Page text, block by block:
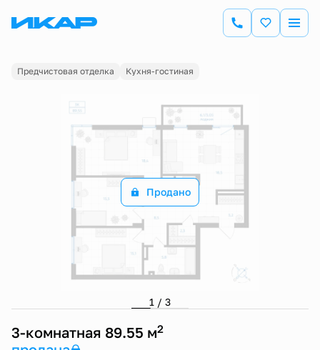
3-комнатная89.55 м Цена по запросу
Предчистовая отделка Кухня-гостиная
Продано
1 / 3
3-комнатная 89.55 м2